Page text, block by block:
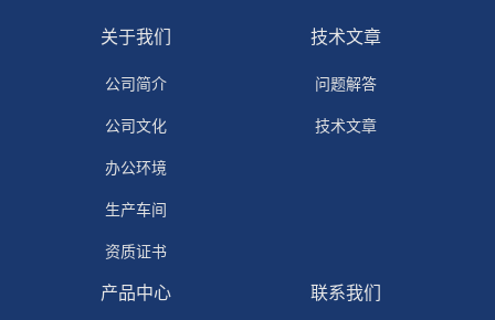
关于我们
公司简介
公司文化
办公环境
生产车间
资质证书
技术文章
问题解答
技术文章
产品中心 联系我们